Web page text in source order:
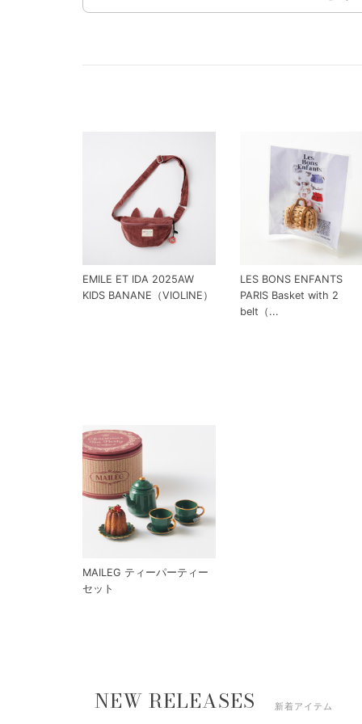
EMILE ET IDA 2025AW
KIDS BANANE（VIOLINE）
LES BONS ENFANTS
PARIS Basket with 2
belt（...
MAILEG ティーパーティー
セット
NEW RELEASES 新着アイテム